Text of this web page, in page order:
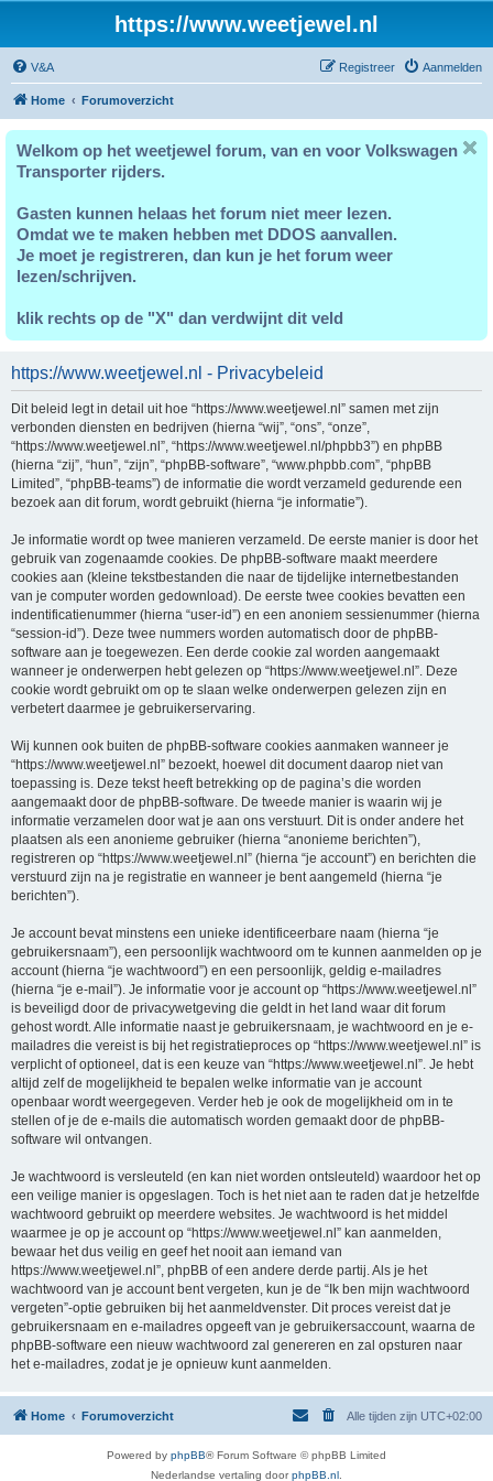
https://www.weetjewel.nl
V&A Aanmelden
Registreer
Home Forumoverzicht
Welkom op het weetjewel forum, van en voor Volkswagen
Transporter rijders.
Gasten kunnen helaas het forum niet meer lezen.
Omdat we te maken hebben met DDOS aanvallen.
Je moet je registreren, dan kun je het forum weer
lezen/schrijven.
klik rechts op de "X" dan verdwijnt dit veld
https://www.weetjewel.nl - Privacybeleid
Dit beleid legt in detail uit hoe “https://www.weetjewel.nl” samen met zijn
verbonden diensten en bedrijven (hierna “wij”, “ons”, “onze”,
“https://www.weetjewel.nl”, “https://www.weetjewel.nl/phpbb3”) en phpBB
(hierna “zij”, “hun”, “zijn”, “phpBB-software”, “www.phpbb.com”, “phpBB
Limited”, “phpBB-teams”) de informatie die wordt verzameld gedurende een
bezoek aan dit forum, wordt gebruikt (hierna “je informatie”).
Je informatie wordt op twee manieren verzameld. De eerste manier is door het
gebruik van zogenaamde cookies. De phpBB-software maakt meerdere
cookies aan (kleine tekstbestanden die naar de tijdelijke internetbestanden
van je computer worden gedownload). De eerste twee cookies bevatten een
indentificatienummer (hierna “user-id”) en een anoniem sessienummer (hierna
“session-id”). Deze twee nummers worden automatisch door de phpBB-
software aan je toegewezen. Een derde cookie zal worden aangemaakt
wanneer je onderwerpen hebt gelezen op “https://www.weetjewel.nl”. Deze
cookie wordt gebruikt om op te slaan welke onderwerpen gelezen zijn en
verbetert daarmee je gebruikerservaring.
Wij kunnen ook buiten de phpBB-software cookies aanmaken wanneer je
“https://www.weetjewel.nl” bezoekt, hoewel dit document daarop niet van
toepassing is. Deze tekst heeft betrekking op de pagina’s die worden
aangemaakt door de phpBB-software. De tweede manier is waarin wij je
informatie verzamelen door wat je aan ons verstuurt. Dit is onder andere het
plaatsen als een anonieme gebruiker (hierna “anonieme berichten”),
registreren op “https://www.weetjewel.nl” (hierna “je account”) en berichten die
verstuurd zijn na je registratie en wanneer je bent aangemeld (hierna “je
berichten”).
Je account bevat minstens een unieke identificeerbare naam (hierna “je
gebruikersnaam”), een persoonlijk wachtwoord om te kunnen aanmelden op je
account (hierna “je wachtwoord”) en een persoonlijk, geldig e-mailadres
(hierna “je e-mail”). Je informatie voor je account op “https://www.weetjewel.nl”
is beveiligd door de privacywetgeving die geldt in het land waar dit forum
gehost wordt. Alle informatie naast je gebruikersnaam, je wachtwoord en je e-
mailadres die vereist is bij het registratieproces op “https://www.weetjewel.nl” is
verplicht of optioneel, dat is een keuze van “https://www.weetjewel.nl”. Je hebt
altijd zelf de mogelijkheid te bepalen welke informatie van je account
openbaar wordt weergegeven. Verder heb je ook de mogelijkheid om in te
stellen of je de e-mails die automatisch worden gemaakt door de phpBB-
software wil ontvangen.
Je wachtwoord is versleuteld (en kan niet worden ontsleuteld) waardoor het op
een veilige manier is opgeslagen. Toch is het niet aan te raden dat je hetzelfde
wachtwoord gebruikt op meerdere websites. Je wachtwoord is het middel
waarmee je op je account op “https://www.weetjewel.nl” kan aanmelden,
bewaar het dus veilig en geef het nooit aan iemand van
https://www.weetjewel.nl”, phpBB of een andere derde partij. Als je het
wachtwoord van je account bent vergeten, kun je de “Ik ben mijn wachtwoord
vergeten”-optie gebruiken bij het aanmeldvenster. Dit proces vereist dat je
gebruikersnaam en e-mailadres opgeeft van je gebruikersaccount, waarna de
phpBB-software een nieuw wachtwoord zal genereren en zal opsturen naar
het e-mailadres, zodat je je opnieuw kunt aanmelden.
Home Forumoverzicht Alle tijden zijn UTC+02:00
Powered by phpBB® Forum Software © phpBB Limited
Nederlandse vertaling doorphpBB.nl